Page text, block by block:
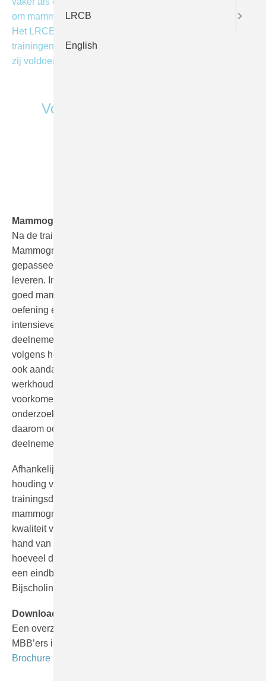
om mammografietrainingen voor laboranten en MBB’ers.
Het LRCB biedt voor deze doelgroep verschillende
trainingen. Samen vormen die een totaalpakket, waarmee
zij voldoen aan de gestelde bekwaamheidseisen.
Voor wie
Mammografie Praktijk Intensief
Na de training Mammografie Module 1 en de training
Mammografie Module 2 zijn alle facetten de revue
gepasseerd om een hoge kwaliteit van mammografie te
leveren. In de praktijk toepassen en altijd een kwalitatief
goed mammogram maken, vergt echter nog de nodige
oefening en begeleiding. Deze training geeft een
intensieve begeleiding in de werksituatie van de
deelnemer(s), zodat het maken van een mammogram
volgens het stappenplan een tweede natuur wordt. Er is
ook aandacht voor ergonomisch werken. Een juiste
werkhouding zorgt er niet alleen voor dat er klachten
voorkomen worden, maar komt ook de kwaliteit van het
onderzoek ten goede. De begeleiding is intensief en is
daarom ook slechts bedoeld voor maximaal 2
deelnemers per trainingsdag.
Afhankelijk van de ervaring, leervermogen en kritische
houding van de deelnemers, zijn meerdere
trainingsdagen nodig om uiteindelijk zelfstandig een
mammografieonderzoek te verrichten met een optimale
kwaliteit van mammografie volgens de criteria. Aan de
hand van een QuickScan kan vooraf bepaald worden
hoeveel dagen dat zijn. Na afloop van deze training is
een eindbeoordeling optioneel. Zie ook de jaarlijkse
Bijscholing Praktijk Intensief.
Download de folder!
Een overzicht van al onze trainingen voor laboranten en
MBB’ers in de ziekenhuizen vindt u in de
Brochure Opleidingen.
LRCB
English